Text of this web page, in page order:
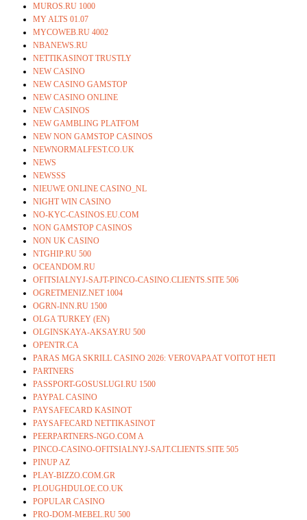
MUROS.RU 1000
MY ALTS 01.07
MYCOWEB.RU 4002
NBANEWS.RU
NETTIKASINOT TRUSTLY
NEW CASINO
NEW CASINO GAMSTOP
NEW CASINO ONLINE
NEW CASINOS
NEW GAMBLING PLATFOM
NEW NON GAMSTOP CASINOS
NEWNORMALFEST.CO.UK
NEWS
NEWSSS
NIEUWE ONLINE CASINO_NL
NIGHT WIN CASINO
NO-KYC-CASINOS.EU.COM
NON GAMSTOP CASINOS
NON UK CASINO
NTGHIP.RU 500
OCEANDOM.RU
OFITSIALNYJ-SAJT-PINCO-CASINO.CLIENTS.SITE 506
OGRETMENIZ.NET 1004
OGRN-INN.RU 1500
OLGA TURKEY (EN)
OLGINSKAYA-AKSAY.RU 500
OPENTR.CA
PARAS MGA SKRILL CASINO 2026: VEROVAPAAT VOITOT HETI
PARTNERS
PASSPORT-GOSUSLUGI.RU 1500
PAYPAL CASINO
PAYSAFECARD KASINOT
PAYSAFECARD NETTIKASINOT
PEERPARTNERS-NGO.COM A
PINCO-CASINO-OFITSIALNYJ-SAJT.CLIENTS.SITE 505
PINUP AZ
PLAY-BIZZO.COM.GR
PLOUGHDULOE.CO.UK
POPULAR CASINO
PRO-DOM-MEBEL.RU 500